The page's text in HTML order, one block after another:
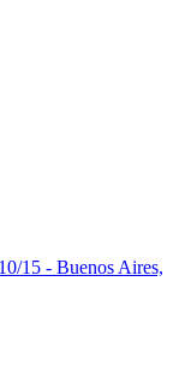
15 - Buenos Aires,